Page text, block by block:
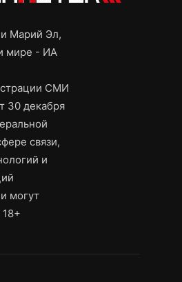
Марий Эл,
мире - ИА
СМИ
30 декабря
связи,
и
могут